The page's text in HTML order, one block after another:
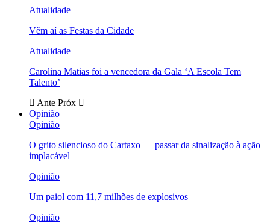
Atualidade
Vêm aí as Festas da Cidade
Atualidade
Carolina Matias foi a vencedora da Gala ‘A Escola Tem
Talento’
Ante Próx
Opinião
Opinião
O grito silencioso do Cartaxo — passar da sinalização à ação
implacável
Opinião
Um paiol com 11,7 milhões de explosivos
Opinião